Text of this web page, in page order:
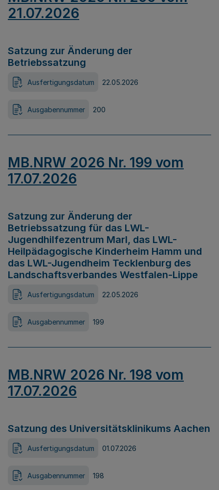
21.07.2026
Satzung zur Änderung der
Betriebssatzung
Ausfertigungsdatum 22.05.2026
Ausgabennummer 200
MB.NRW 2026 Nr. 199 vom
17.07.2026
Satzung zur Änderung der
Betriebssatzung für das LWL-
Jugendhilfezentrum Marl, das LWL-
Heilpädagogische Kinderheim Hamm und
das LWL-Jugendheim Tecklenburg des
Landschaftsverbandes Westfalen-Lippe
Ausfertigungsdatum 22.05.2026
Ausgabennummer 199
MB.NRW 2026 Nr. 198 vom
17.07.2026
Satzung des Universitätsklinikums Aachen
Ausfertigungsdatum 01.07.2026
Ausgabennummer 198